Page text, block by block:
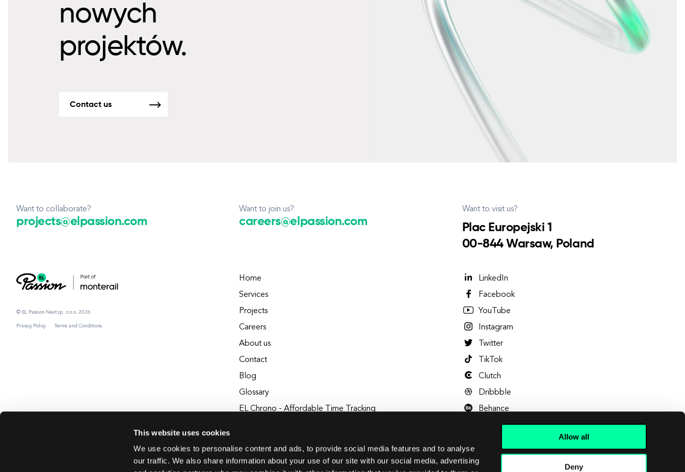
This website uses cookies
We use cookies to personalise content and ads, to provide social media features and to analyse
our traffic. We also share information about your use of our site with our social media, advertising
Allow all
Deny
nowych
projektów.
Contact us
Want to collaborate?
projects@elpassion.com
Want to join us?
careers@elpassion.com
Want to visit us?
Plac Europejski 1
00-844 Warsaw, Poland
© EL Passion Next sp. z o.o. 2026
Privacy Policy Terms and Conditions
Home
Services
Projects
Careers
About us
Contact
Blog
Glossary
EL Chrono - Affordable Time Tracking
LinkedIn
Facebook
YouTube
Instagram
Twitter
TikTok
Clutch
Dribbble
Behance